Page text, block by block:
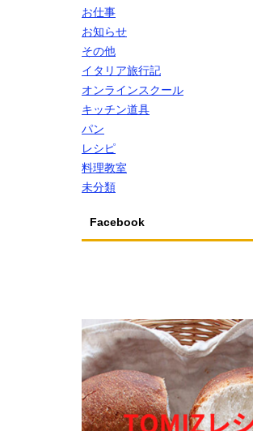
お仕事
お知らせ
その他
イタリア旅行記
オンラインスクール
キッチン道具
パン
レシピ
料理教室
未分類
Facebook